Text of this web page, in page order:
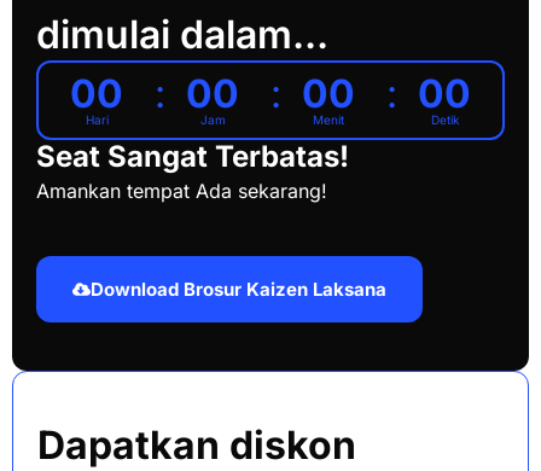
dimulai dalam...
00
Hari
00
Jam
00
Menit
00
Detik
Seat Sangat Terbatas!
Amankan tempat Ada sekarang!
Download Brosur Kaizen Laksana
Dapatkan diskon